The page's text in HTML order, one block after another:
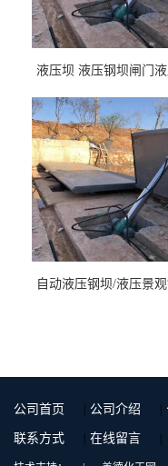
液压坝 液压钢坝闸门
自动液压钢坝/液压景
公司首页 公司介绍
联系方式 在线留言